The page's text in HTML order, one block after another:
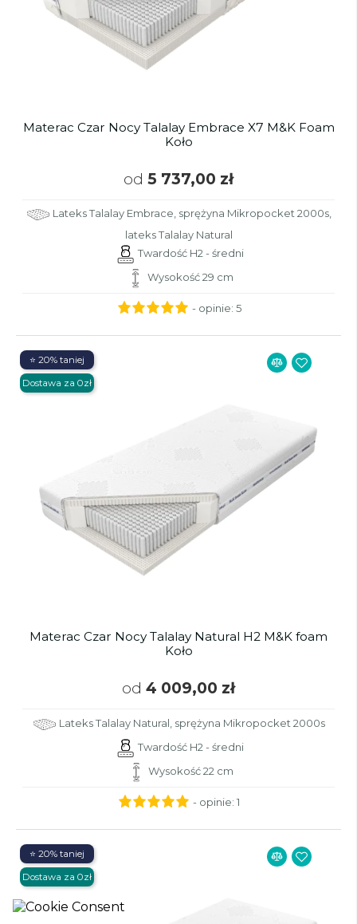
Materac Czar Nocy Talalay Embrace X7 M&K Foam
Koło
od 5 737,00 zł
Lateks Talalay Embrace, sprężyna Mikropocket 2000s,
lateks Talalay Natural
Twardość H2 - średni
Wysokość 29 cm
- opinie: 5
Materac Czar Nocy Talalay Natural H2 M&K foam
Koło
od 4 009,00 zł
Lateks Talalay Natural, sprężyna Mikropocket 2000s
Twardość H2 - średni
Wysokość 22 cm
⭐ 20% taniej
Dostawa za 0zł
- opinie: 1
⭐ 20% taniej
Dostawa za 0zł